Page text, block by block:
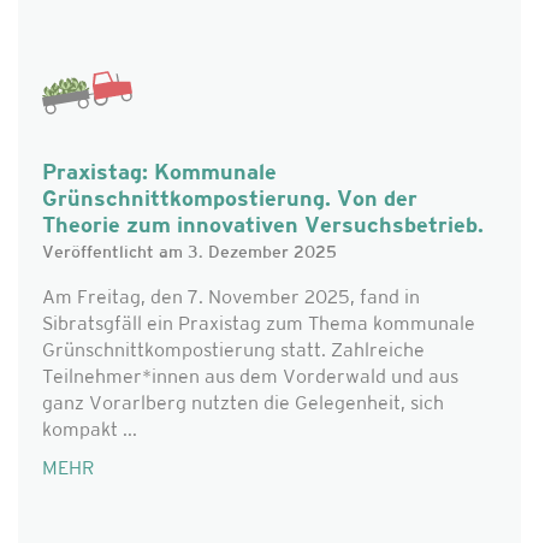
Praxistag: Kommunale
Grünschnittkompostierung. Von der
Theorie zum innovativen Versuchsbetrieb.
Veröffentlicht am 3. Dezember 2025
Am Freitag, den 7. November 2025, fand in
Sibratsgfäll ein Praxistag zum Thema kommunale
Grünschnittkompostierung statt. Zahlreiche
Teilnehmer*innen aus dem Vorderwald und aus
ganz Vorarlberg nutzten die Gelegenheit, sich
kompakt ...
MEHR